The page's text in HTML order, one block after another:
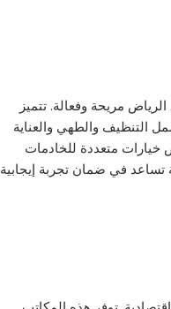
مريحة وفعالة. تتميز
التنظيف والطهي والعناية
خيارات متعددة للخادمات
تساعد في ضمان تجربة إيجابية